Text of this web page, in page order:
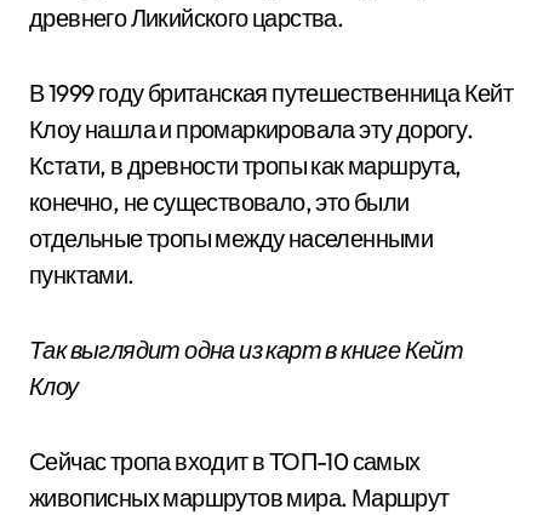
древнего Ликийского царства.
В 1999 году британская путешественница Кейт
Клоу нашла и промаркировала эту дорогу.
Кстати, в древности тропы как маршрута,
конечно, не существовало, это были
отдельные тропы между населенными
пунктами.
Так выглядит одна из карт в книге Кейт
Клоу
Сейчас тропа входит в ТОП-10 самых
живописных маршрутов мира. Маршрут